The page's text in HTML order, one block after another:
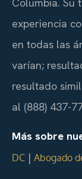
experiencia
en todas las
varían;
resultado
al (888) 437-
Más sobre
DC | Abogado